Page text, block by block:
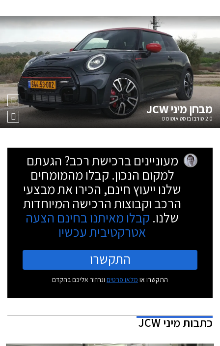
מבחןמיני JCW
2.0 טורבו בוסט אוטומט
מעוניינים ברכישת רכב? הגעתם
למקום הנכון. קבלו מהמומחים
שלנו ייעוץ חינם, הכירו את מבצעי
הרכב וקבוצות הרכישה המיוחדות
שלנו. קבלו מאיתנו בחינם הצעה
אטרקטיבית עכשיו
התקשרו
התקשרו או מלאו פרטים ונחזור אליכם בהקדם
כתבותמיני JCW